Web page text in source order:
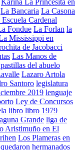
Karina La Princesita en
La Bancaria La Casona
Cardenal
Fondue La Forlan la
Mississippi en
de Jacobacci
Las Manos de
del abuelo
Lazaro Artola
Santoro legislatura
2019 lenguaje
Ley de Concursos
libro libro 1979
Grande liga de
Aristimuño en El
Los Plameras en
hermanados